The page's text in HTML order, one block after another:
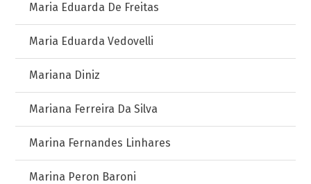
Maria Eduarda De Freitas
Maria Eduarda Vedovelli
Mariana Diniz
Mariana Ferreira Da Silva
Marina Fernandes Linhares
Marina Peron Baroni